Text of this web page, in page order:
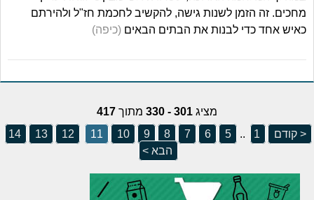
מחכים. זה הזמן לשנות גישה, להקשיב לחכמת חז"ל ולהירתם
כאיש אחד כדי לבנות את הבתים הבאים (כיפה)
מציג 301 - 330 מתוך 417
< קודם
1
..
5
6
7
8
9
10
11
12
13
14
הבא >